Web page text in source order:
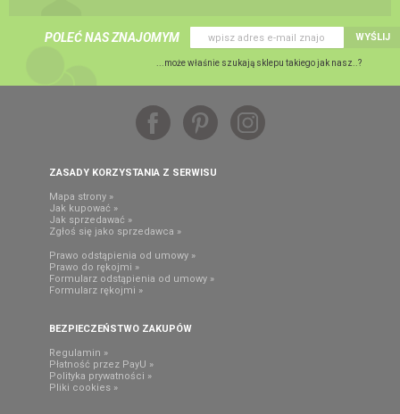
POLEĆ NAS ZNAJOMYM WYŚLIJ
...może właśnie szukają sklepu takiego jak nasz..?
ZASADY KORZYSTANIA Z SERWISU
Mapa strony »
Jak kupować »
Jak sprzedawać »
Zgłoś się jako sprzedawca »
Prawo odstąpienia od umowy »
Prawo do rękojmi »
Formularz odstąpienia od umowy »
Formularz rękojmi »
BEZPIECZEŃSTWO ZAKUPÓW
Regulamin »
Płatność przez PayU »
Polityka prywatności »
Pliki cookies »